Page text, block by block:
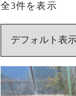
全3件を表示